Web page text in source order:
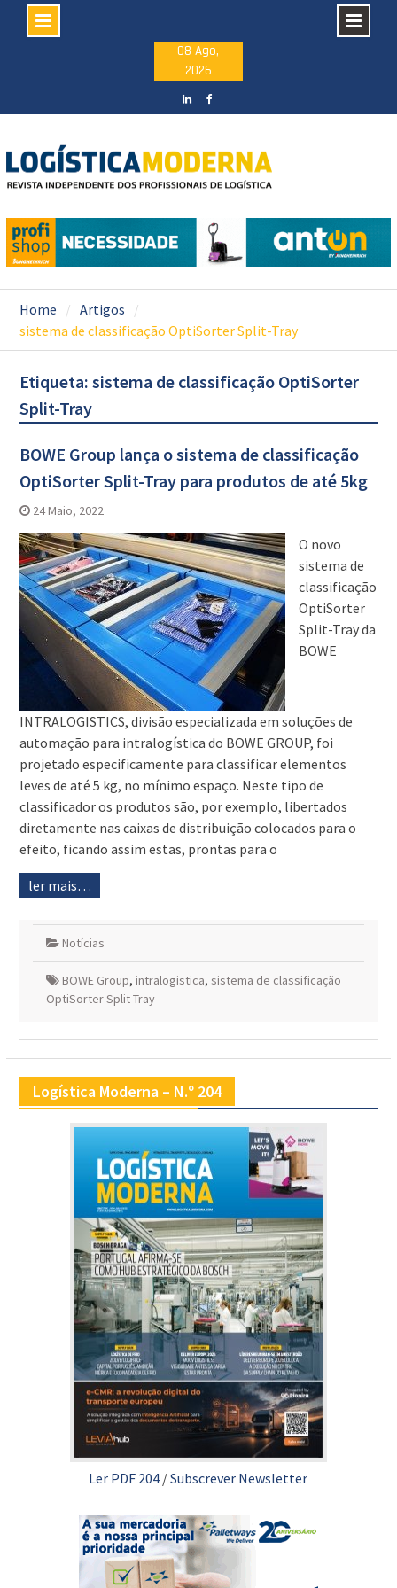
08 Ago,
2026
Home
Artigos
sistema de classificação OptiSorter Split-Tray
Etiqueta: sistema de classificação OptiSorter
Split-Tray
BOWE Group lança o sistema de classificação
OptiSorter Split-Tray para produtos de até 5kg
24 Maio, 2022
O novo
sistema de
classificação
OptiSorter
Split-Tray da
BOWE
INTRALOGISTICS, divisão especializada em soluções de
automação para intralogística do BOWE GROUP, foi
projetado especificamente para classificar elementos
leves de até 5 kg, no mínimo espaço. Neste tipo de
classificador os produtos são, por exemplo, libertados
diretamente nas caixas de distribuição colocados para o
efeito, ficando assim estas, prontas para o
ler mais…
Notícias
BOWE Group, intralogistica, sistema de classificação
OptiSorter Split-Tray
Logística Moderna – N.º 204
Ler PDF 204 /Subscrever Newsletter